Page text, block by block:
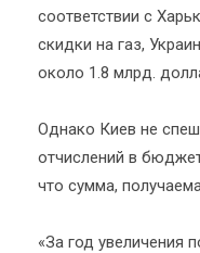
соответствии с
скидки на газ,
около 1.8 млрд.
Однако Киев не
отчислений в
что сумма,
«За год увеличения